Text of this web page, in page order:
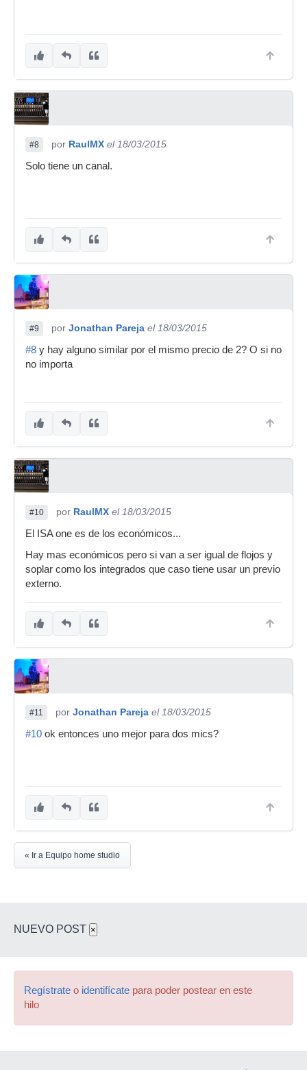
#8 por RaulMX el 18/03/2015
Solo tiene un canal.
#9 por Jonathan Pareja el 18/03/2015
#8 y hay alguno similar por el mismo precio de 2? O si no
no importa
#10 por RaulMX el 18/03/2015
El ISA one es de los económicos...
Hay mas económicos pero si van a ser igual de flojos y
soplar como los integrados que caso tiene usar un previo
externo.
#11 por Jonathan Pareja el 18/03/2015
#10 ok entonces uno mejor para dos mics?
« Ir a Equipo home studio
NUEVO POST ×
Regístrate o identifícate para poder postear en este
hilo